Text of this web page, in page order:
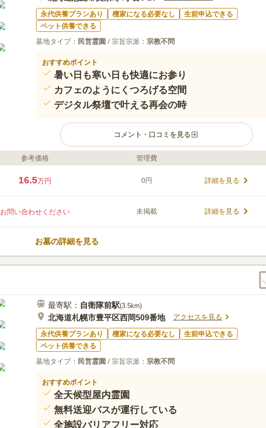
永代供養プランあり 檀家になる必要なし
生前申込できる
ペット供養できる
墓地タイプ： 民営霊園 / 宗旨宗派： 宗教不問
おすすめポイント
暑い日も寒い日も快適にお参り
カフェのようにくつろげる空間
デジタル祭壇で叶える再会の時
コメント・口コミを見る
ライフドット編集部のコメント
寺（恵庭）」は、屋内型で天候や季節を気にせず快適にお参り
できる永代供養付き納骨堂です。カフェのように明るくくつろ
すだけで故人の遺影が映し出されるシステムを導入。生前申込
みや預骨期間の延長にも対応しており、安心して利用できる現
代的なお墓の形です。
口コミ評価
この霊園はまだ誰からも評価されていません。
参考価格 管理費
16.5万円 0円 詳細を見る
お問い合わせください 未掲載 詳細を見る
お墓の詳細を見る
最寄駅： 自衛隊前駅(3.5km)
北海道札幌市豊平区西岡509番地 アクセスを見る
永代供養プランあり 檀家になる必要なし
生前申込できる
ペット供養できる
墓地タイプ： 民営霊園 / 宗旨宗派： 宗教不問
おすすめポイント
全天候型屋内霊園
無料送迎バスが運行している
全施設バリアフリー対応